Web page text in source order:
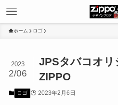
ホーム ロゴ
JPSタバコオ
ZIPPO
2023
2/06
ロゴ 2023年2月6日